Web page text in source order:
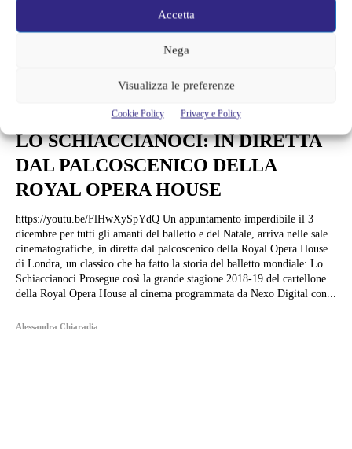
Accetta
Nega
Visualizza le preferenze
Cookie Policy Privacy e Policy
LO SCHIACCIANOCI: IN DIRETTA
DAL PALCOSCENICO DELLA
ROYAL OPERA HOUSE
https://youtu.be/FlHwXySpYdQ Un appuntamento imperdibile il 3
dicembre per tutti gli amanti del balletto e del Natale, arriva nelle sale
cinematografiche, in diretta dal palcoscenico della Royal Opera House
di Londra, un classico che ha fatto la storia del balletto mondiale: Lo
Schiaccianoci Prosegue così la grande stagione 2018-19 del cartellone
della Royal Opera House al cinema programmata da Nexo Digital con...
Alessandra Chiaradia